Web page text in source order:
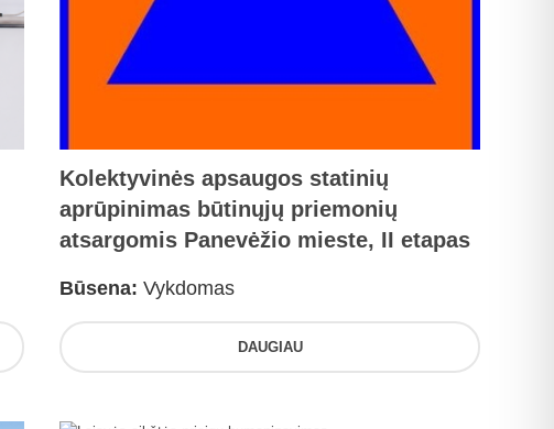
Kolektyvinės apsaugos statinių
aprūpinimas būtinųjų priemonių
atsargomis Panevėžio mieste, II etapas
Būsena: Vykdomas
DAUGIAU